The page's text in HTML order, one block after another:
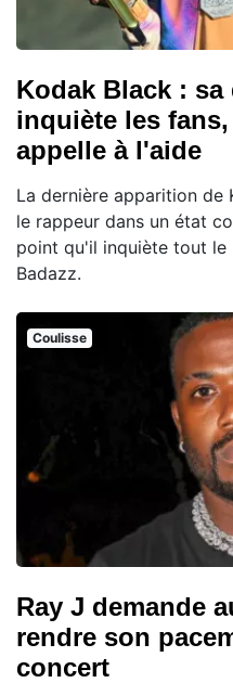
Kodak Black :
inquiète les
appelle à l'aide
La dernière apparition de
le rappeur dans un état
point qu'il inquiète tout le
Badazz.
Coulisse
Ray J demande
rendre son
concert